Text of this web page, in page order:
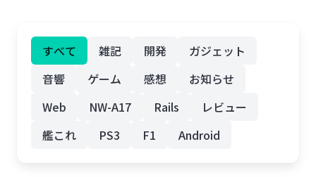
すべて 雑記 開発
ガジェット
音響
ゲーム 感想
お知らせ
Web
NW-A17 Rails
レビュー
艦これ
PS3 F1 Android